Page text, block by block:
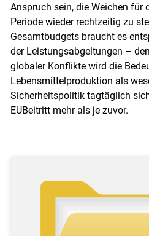
Anspruch sein, die Weichen für
Periode wieder rechtzeitig zu
Gesamtbudgets braucht es
der Leistungsabgeltungen –
globaler Konflikte wird die
Lebensmittelproduktion als
Sicherheitspolitik tagtäglich
EUBeitritt mehr als je zuvor.